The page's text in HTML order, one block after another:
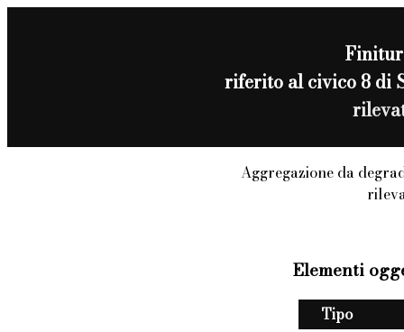
riferito al civico 8 di
Aggregazione da
Elementi
Tipo